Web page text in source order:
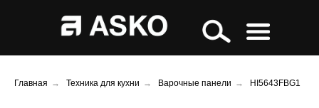
Главная → Техника для кухни → Варочные панели → HI5643FBG1